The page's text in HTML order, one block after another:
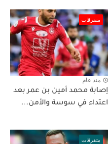
متفرقات
منذ عام
إصابة محمد أمين بن عمر بعد
اعتداء في سوسة والأمن...
متفرقات